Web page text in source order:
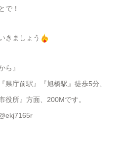
で！
きましょう
ら』
県庁前駅』『旭橋駅』徒歩5分、
役所』方面、200Mです。